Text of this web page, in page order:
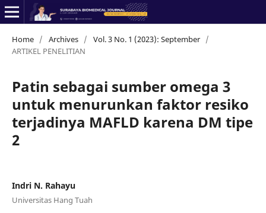
Home / Archives / Vol. 3 No. 1 (2023): September /
ARTIKEL PENELITIAN
Patin sebagai sumber omega 3
untuk menurunkan faktor resiko
terjadinya MAFLD karena DM tipe
2
Indri N. Rahayu
Universitas Hang Tuah